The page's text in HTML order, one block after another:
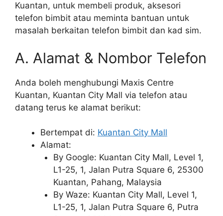
Kuantan, untuk membeli produk, aksesori
telefon bimbit atau meminta bantuan untuk
masalah berkaitan telefon bimbit dan kad sim.
A. Alamat & Nombor Telefon
Anda boleh menghubungi Maxis Centre
Kuantan, Kuantan City Mall via telefon atau
datang terus ke alamat berikut:
Bertempat di: Kuantan City Mall
Alamat:
By Google: Kuantan City Mall, Level 1,
L1-25, 1, Jalan Putra Square 6, 25300
Kuantan, Pahang, Malaysia
By Waze: Kuantan City Mall, Level 1,
L1-25, 1, Jalan Putra Square 6, Putra